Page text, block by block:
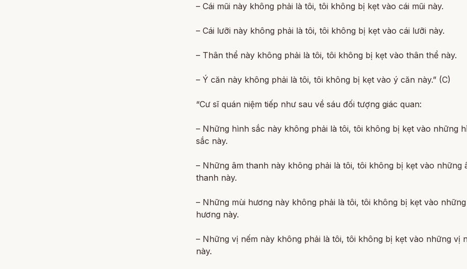
– Cái mũi này không phải là tôi, tôi không bị kẹt vào cái mũi này.
– Cái lưỡi này không phải là tôi, tôi không bị kẹt vào cái lưỡi này.
– Thân thể này không phải là tôi, tôi không bị kẹt vào thân thể này.
– Ý căn này không phải là tôi, tôi không bị kẹt vào ý căn này.” (C)
“Cư sĩ quán niệm tiếp như sau về sáu đối tượng giác quan:
– Những hình sắc này không phải là tôi, tôi không bị kẹt vào những
sắc này.
– Những âm thanh này không phải là tôi, tôi không bị kẹt vào những
thanh này.
– Những mùi hương này không phải là tôi, tôi không bị kẹt vào
hương này.
– Những vị nếm này không phải là tôi, tôi không bị kẹt vào những vị
này.